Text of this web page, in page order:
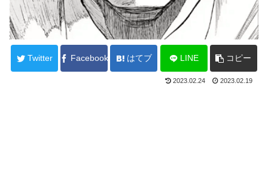
Twitter Facebook はてブ LINE コピー
2023.02.24 2023.02.19